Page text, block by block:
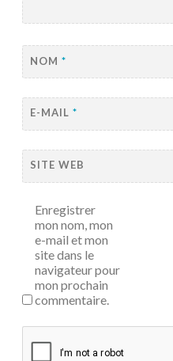
NOM *
E-MAIL *
SITE WEB
Enregistrer
mon nom, mon
e-mail et mon
site dans le
navigateur pour
mon prochain
commentaire.